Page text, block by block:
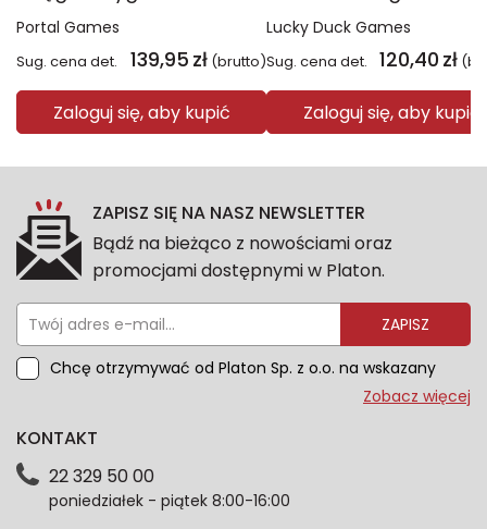
Portal Games
Sug. cena det. 139,95 zł (brutto)
Zaloguj się, aby kupić
Lucky Duck Games
Sug. cena det. 120,40 zł
Zaloguj się, aby kupić
ZAPISZ SIĘ NA NASZ NEWSLETTER
Bądź na bieżąco z nowościami oraz
promocjami dostępnymi w Platon.
ZAPISZ
Chcę otrzymywać od Platon Sp. z o.o. na wskazany
przeze mnie adres e-mail informacje marketingowe
dotyczące danych osobowych znajdziesz w naszej
każdym czasie. Wycofanie zgody nie wpłynie na
zgodność z prawem przetwarzania dokonanego przed
Zobacz więcej
KONTAKT
22 329 50 00
poniedziałek - piątek 8:00-16:00